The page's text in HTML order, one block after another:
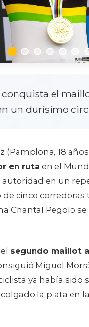
conquista el
(Pamplona, 18
en ruta
cinco corredoras
Chantal Pegolo
segundo maillot
Miguel
la plata en
controlada, con un
de fuga de